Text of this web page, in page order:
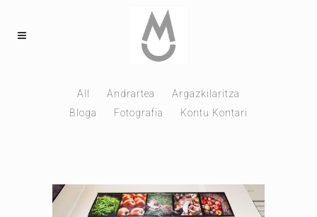
All Andrartea
Argazkilaritza
Bloga
Fotografia Kontu Kontari